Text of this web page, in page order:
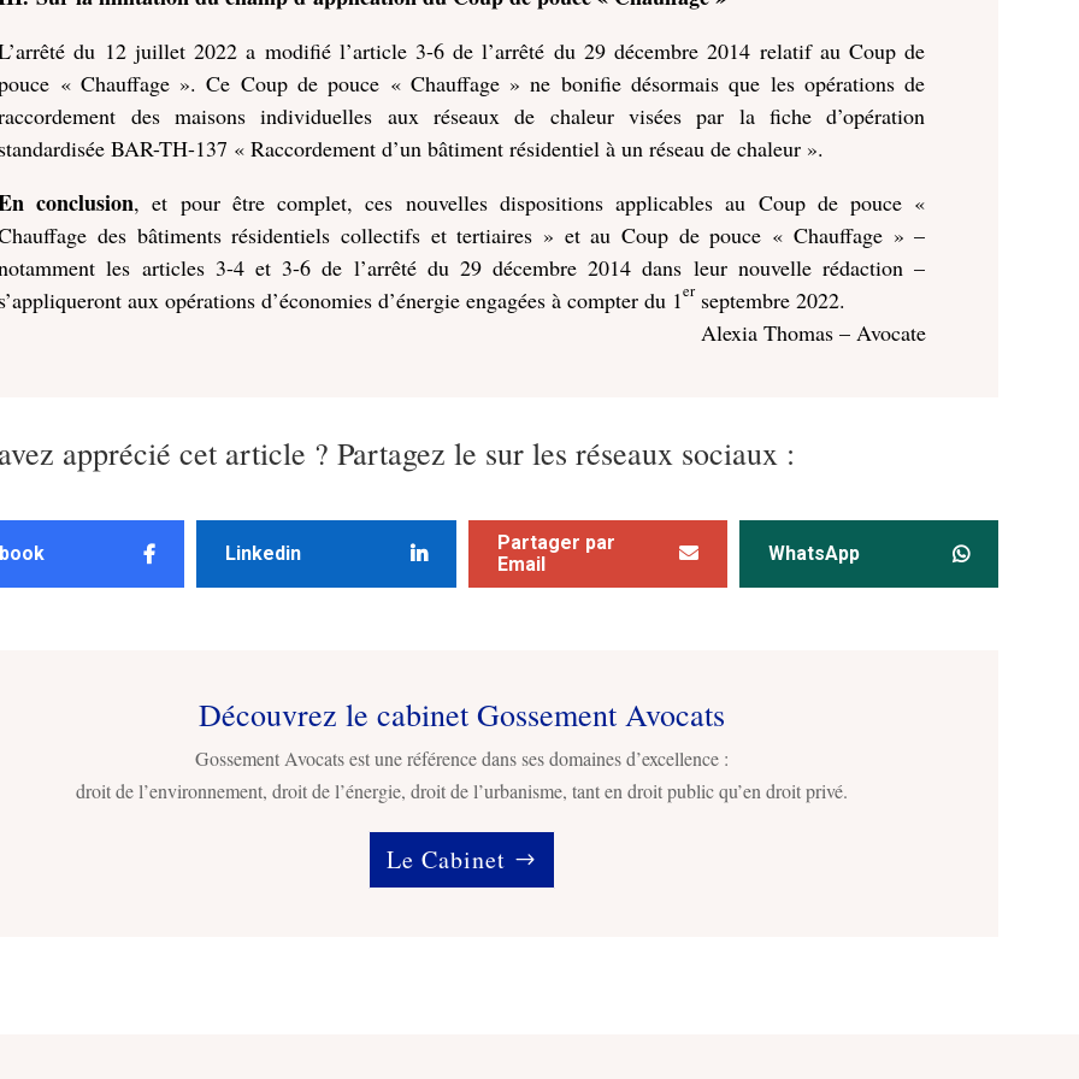
du 12 juillet 2022 a modifié l’article 3-6 de l’arrêté du 29 décembre 2014 relatif au Coup de
« Chauffage ». Ce Coup de pouce « Chauffage » ne bonifie désormais que les opérations de
des maisons individuelles aux réseaux de chaleur visées par la fiche d’opération
BAR-TH-137 « Raccordement d’un bâtiment résidentiel à un réseau de chaleur ».
conclusion, et pour être complet, ces nouvelles dispositions applicables au Coup de pouce «
des bâtiments résidentiels collectifs et tertiaires » et au Coup de pouce « Chauffage » –
les articles 3-4 et 3-6 de l’arrêté du 29 décembre 2014 dans leur nouvelle rédaction –
aux opérations d’économies d’énergie engagées à compter du 1erseptembre 2022.
Alexia Thomas – Avocate
apprécié cet article ? Partagez le sur les réseaux sociaux :
Linkedin
Partager par
Email
WhatsApp
Découvrez le cabinet Gossement Avocats
Gossement Avocats est une référence dans ses domaines d’excellence :
droit de l’environnement, droit de l’énergie, droit de l’urbanisme, tant en droit public qu’en droit privé.
Le Cabinet